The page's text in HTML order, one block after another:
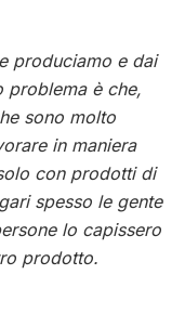
produciamo e dai
problema è che,
sono molto
in maniera
con prodotti di
spesso le gente
lo capissero
prodotto.